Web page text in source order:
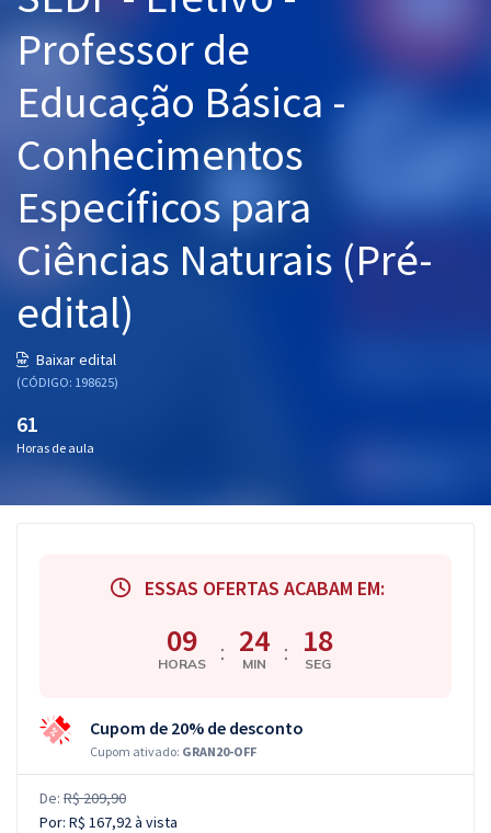
Graduação
Mentorias
Questões grátis
Conteúdo gratuito
Blog
Aprovados
Atendimento
Professor de
Educação Básica -
Conhecimentos
Específicos para
Ciências Naturais (Pré-
edital)
Baixar edital
(CÓDIGO: 198625)
61
Horas de aula
ESSAS OFERTAS ACABAM EM:
09
HORAS : 24
MIN : 17
SEG
Cupom de 20% de desconto
Cupom ativado: GRAN20-OFF
De: R$ 209,90
Por: R$ 167,92à vista